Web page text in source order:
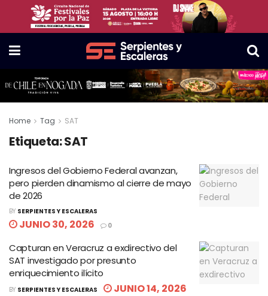
Home Tag SAT
Etiqueta:SAT
Ingresos del Gobierno Federal avanzan,
pero pierden dinamismo al cierre de mayo
de 2026
BY SERPIENTES Y ESCALERAS
JUNIO 30, 2026 0
Capturan en Veracruz a exdirectivo del
SAT investigado por presunto
enriquecimiento ilícito
BY SERPIENTES Y ESCALERAS JUNIO 14, 2026